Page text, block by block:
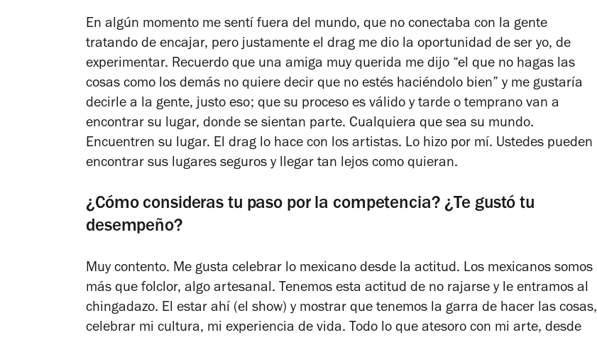
En algún momento me sentí fuera del mundo, que no conectaba con la gente
tratando de encajar, pero justamente el drag me dio la oportunidad de ser yo, de
experimentar. Recuerdo que una amiga muy querida me dijo “el que no hagas las
cosas como los demás no quiere decir que no estés haciéndolo bien” y me gustaría
decirle a la gente, justo eso; que su proceso es válido y tarde o temprano van a
encontrar su lugar, donde se sientan parte. Cualquiera que sea su mundo.
Encuentren su lugar. El drag lo hace con los artistas. Lo hizo por mí. Ustedes pueden
encontrar sus lugares seguros y llegar tan lejos como quieran.
¿Cómo consideras tu paso por la competencia? ¿Te gustó tu
desempeño?
Muy contento. Me gusta celebrar lo mexicano desde la actitud. Los mexicanos somos
más que folclor, algo artesanal. Tenemos esta actitud de no rajarse y le entramos al
chingadazo. El estar ahí (el show) y mostrar que tenemos la garra de hacer las cosas,
celebrar mi cultura, mi experiencia de vida. Todo lo que atesoro con mi arte, desde